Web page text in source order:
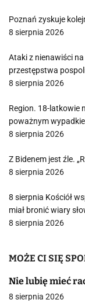
Poznań zyskuje
8 sierpnia 2026
Ataki z nienawiści
przestępstwa
8 sierpnia 2026
Region. 18-latkowie
poważnym
8 sierpnia 2026
Z Bidenem jest źle.
8 sierpnia 2026
8 sierpnia Kościół
miał bronić wiary
8 sierpnia 2026
MOŻE CI SIĘ
Nie lubię mieć
8 sierpnia 2026